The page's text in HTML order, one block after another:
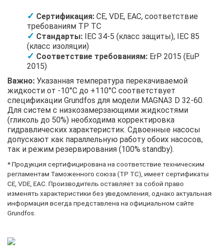
Сертификация: CE, VDE, EAC, соответствие
требованиям ТР ТС
Стандарты: IEC 34-5 (класс защиты), IEC 85
(класс изоляции)
Соответствие требованиям: ErP 2015 (EuP
2015)
Важно: Указанная температура перекачиваемой
жидкости от -10°C до +110°C соответствует
спецификации Grundfos для модели MAGNA3 D 32-60.
Для систем с низкозамерзающими жидкостями
(гликоль до 50%) необходима корректировка
гидравлических характеристик. Сдвоенные насосы
допускают как параллельную работу обоих насосов,
так и режим резервирования (100% standby).
* Продукция сертифицирована на соответствие техническим
регламентам Таможенного союза (ТР ТС), имеет сертификаты
CE, VDE, EAC. Производитель оставляет за собой право
изменять характеристики без уведомления, однако актуальная
информация всегда представлена на официальном сайте
Grundfos.